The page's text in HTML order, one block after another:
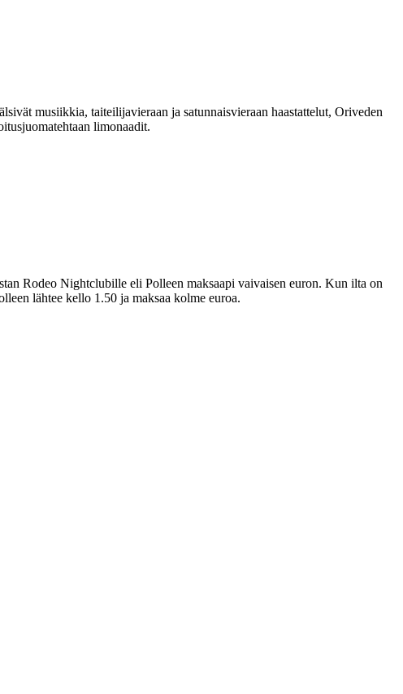
musiikkia, taiteilijavieraan ja satunnaisvieraan haastattelut, Oriveden
limonaadit.
Rodeo Nightclubille eli Polleen maksaapi vaivaisen euron. Kun ilta on
lähtee kello 1.50 ja maksaa kolme euroa.